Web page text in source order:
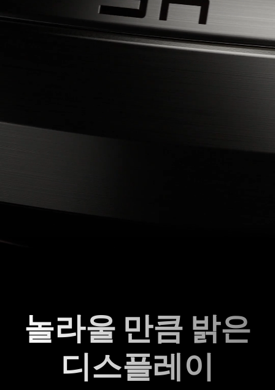
놀라울 만큼 밝은
디스플레이